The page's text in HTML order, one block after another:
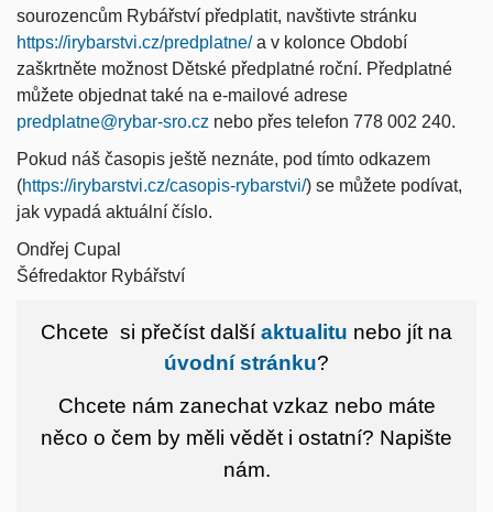
sourozencům Rybářství předplatit, navštivte stránku
https://irybarstvi.cz/predplatne/a v kolonce Období
zaškrtněte možnost Dětské předplatné roční. Předplatné
můžete objednat také na e-mailové adrese
predplatne@rybar-sro.cz nebo přes telefon 778 002 240.
Pokud náš časopis ještě neznáte, pod tímto odkazem
(https://irybarstvi.cz/casopis-rybarstvi/) se můžete podívat,
jak vypadá aktuální číslo.
Ondřej Cupal
Šéfredaktor Rybářství
Chcete si přečíst další aktualitu nebo jít na
úvodní stránku?
Chcete nám zanechat vzkaz nebo máte
něco o čem by měli vědět i ostatní? Napište
nám.